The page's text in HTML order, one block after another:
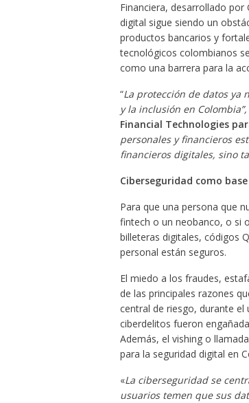
Financiera, desarrollado
digital sigue siendo un
productos bancarios y
tecnológicos colombianos
como una barrera para la
“La protección de datos ya
y la inclusión en
Financial Technologies
personales y financieros
financieros digitales, sino
Ciberseguridad como
Para que una persona que
fintech o un neobanco, o si
billeteras digitales, códigos
personal están seguros.
El miedo a los fraudes,
de las principales razones
central de riesgo, durante
ciberdelitos fueron
Además, el vishing o
para la seguridad digital en
«La ciberseguridad se
usuarios temen que sus